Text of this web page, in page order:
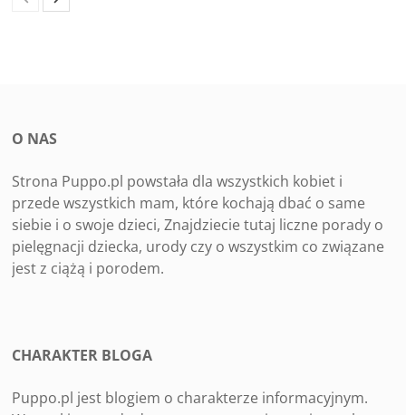
O NAS
Strona Puppo.pl powstała dla wszystkich kobiet i
przede wszystkich mam, które kochają dbać o same
siebie i o swoje dzieci, Znajdziecie tutaj liczne porady o
pielęgnacji dziecka, urody czy o wszystkim co związane
jest z ciążą i porodem.
CHARAKTER BLOGA
Puppo.pl jest blogiem o charakterze informacyjnym.